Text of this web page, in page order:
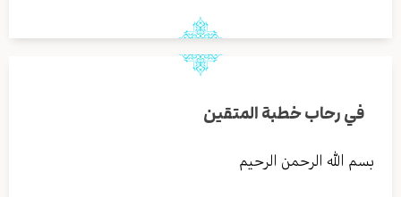
في رحاب خطبة المتقين
بسم الله الرحمن الرحيم